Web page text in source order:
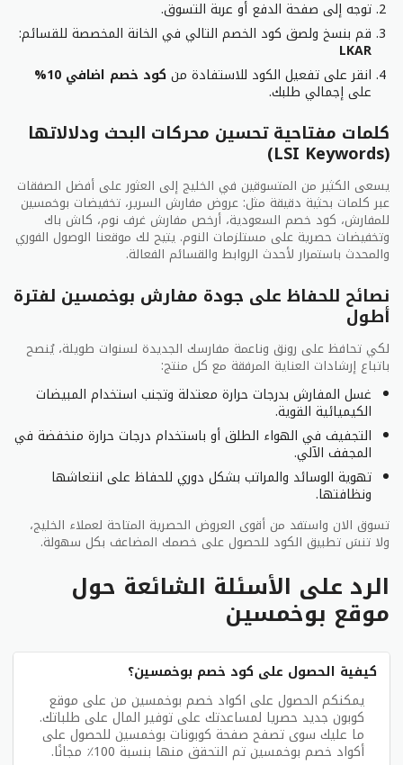
توجه إلى صفحة الدفع أو عربة التسوق.
قم بنسخ ولصق كود الخصم التالي في الخانة المخصصة للقسائم:
LKAR
انقر على تفعيل الكود للاستفادة من كود خصم اضافي 10%
على إجمالي طلبك.
كلمات مفتاحية تحسين محركات البحث ودلالاتها
(LSI Keywords)
يسعى الكثير من المتسوقين في الخليج إلى العثور على أفضل الصفقات
عبر كلمات بحثية دقيقة مثل: عروض مفارش السرير، تخفيضات بوخمسين
للمفارش، كود خصم السعودية، أرخص مفارش غرف نوم، كاش باك
وتخفيضات حصرية على مستلزمات النوم. يتيح لك موقعنا الوصول الفوري
والمحدث باستمرار لأحدث الروابط والقسائم الفعالة.
نصائح للحفاظ على جودة مفارش بوخمسين لفترة
أطول
لكي تحافظ على رونق وناعمة مفارسك الجديدة لسنوات طويلة، يُنصح
باتباع إرشادات العناية المرفقة مع كل منتج:
غسل المفارش بدرجات حرارة معتدلة وتجنب استخدام المبيضات
الكيميائية القوية.
التجفيف في الهواء الطلق أو باستخدام درجات حرارة منخفضة في
المجفف الآلي.
تهوية الوسائد والمراتب بشكل دوري للحفاظ على انتعاشها
ونظافتها.
تسوق الان واستفد من أقوى العروض الحصرية المتاحة لعملاء الخليج،
ولا تنسَ تطبيق الكود للحصول على خصمك المضاعف بكل سهولة.
الرد على الأسئلة الشائعة حول
موقع بوخمسين
كيفية الحصول على كود خصم بوخمسين؟
يمكنكم الحصول على اكواد خصم بوخمسين من على موقع
كوبون جديد حصريا لمساعدتك على توفير المال على طلباتك.
ما عليك سوى تصفح صفحة كوبونات بوخمسين للحصول على
أكواد خصم بوخمسين تم التحقق منها بنسبة 100٪ مجانًا.